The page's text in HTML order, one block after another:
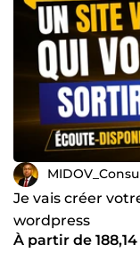
Je vais créer
wordpress
À partir de 188,14